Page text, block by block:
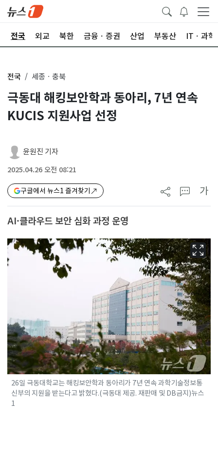
전국 외교 북한 금융ㆍ증권 산업 부동산 ITㆍ과학
전국 세종ㆍ충북
극동대 해킹보안학과 동아리, 7년 연속
KUCIS 지원사업 선정
윤원진 기자
2025.04.26 오전 08:21
구글에서 뉴스1 즐겨찾기 가
AI·클라우드 보안 심화 과정 운영
26일 극동대학교는 해킹보안학과 동아리가 7년 연속 과학기술정보통
신부의 지원을 받는다고 밝혔다.(극동대 제공. 재판매 및 DB금지)뉴스
1